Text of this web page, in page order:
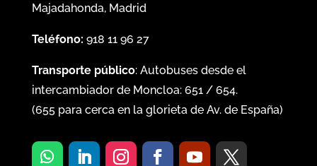
Majadahonda, Madrid
Teléfono: 918 11 96 27
Transporte público: Autobuses desde el
intercambiador de Moncloa: 651/ 654.
(655para cerca en la glorieta de Av. de España)